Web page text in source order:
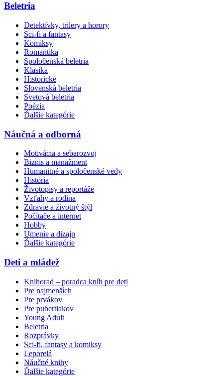
Beletria
Detektívky, trilery a horory
Sci-fi a fantasy
Komiksy
Romantika
Spoločenská beletria
Klasika
Historické
Slovenská beletria
Svetová beletria
Poézia
Ďalšie kategórie
Náučná a odborná
Motivácia a sebarozvoj
Biznis a manažment
Humanitné a spoločenské vedy
História
Životopisy a reportáže
Vzťahy a rodina
Zdravie a životný štýl
Počítače a internet
Hobby
Umenie a dizajn
Ďalšie kategórie
Deti a mládež
Knihorad – poradca kníh pre deti
Pre najmenších
Pre prvákov
Pre pubertiakov
Young Adult
Beletria
Rozprávky
Sci-fi, fantasy a komiksy
Leporelá
Náučné knihy
Ďalšie kategórie